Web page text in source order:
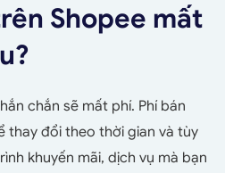
Shopee mất
chắn sẽ mất phí. Phí bán
thay đổi theo thời gian và tùy
khuyến mãi, dịch vụ mà bạn